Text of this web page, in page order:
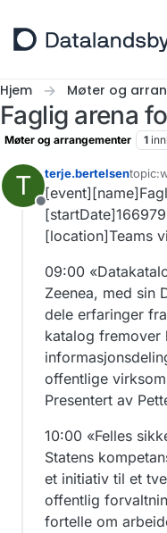
Hjem Møter og
Faglig arena
Møter og arrangementer 1
T
Frakoblet
terje.bertelsen
Sist
[location]Teams
09:00
Zeenea, med sin
dele erfaringer
katalog fremover
offentlige
Presentert av
10:00 «Felles
Statens
et initiativ til et
offentlig
fortelle om